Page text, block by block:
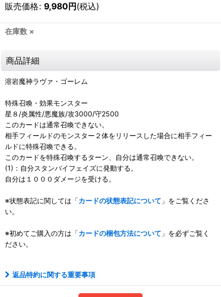
販売価格: 9,980円(税込)
在庫数 ×
商品詳細
溶岩魔神ラヴァ・ゴーレム
特殊召喚・効果モンスター
星８/炎属性/悪魔族/攻3000/守2500
このカードは通常召喚できない。
相手フィールドのモンスター２体をリリースした場合に相手フィー
ルドに特殊召喚できる。
このカードを特殊召喚するターン、自分は通常召喚できない。
(1)：自分スタンバイフェイズに発動する。
自分は１０００ダメージを受ける。
※状態表記に関しては「カードの状態表記について 」をご覧くださ
い。
※初めてご購入の方は「カードの梱包方法について 」を必ずご覧く
ださい。
返品特約に関する重要事項